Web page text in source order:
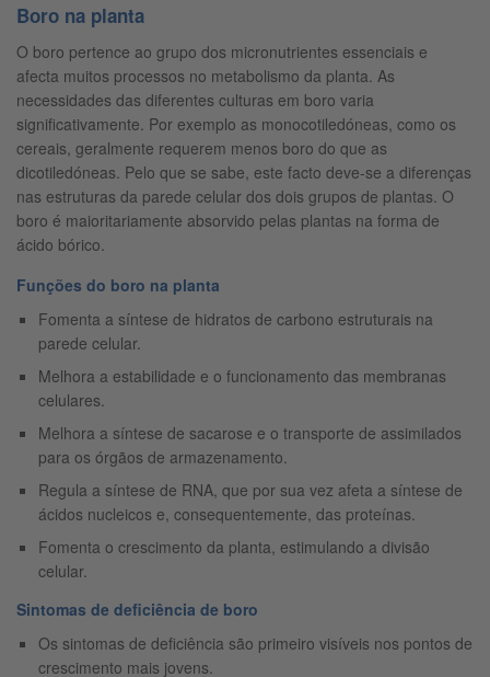
Boro na planta
O boro pertence ao grupo dos micronutrientes essenciais e
afecta muitos processos no metabolismo da planta. As
necessidades das diferentes culturas em boro varia
significativamente. Por exemplo as monocotiledóneas, como os
cereais, geralmente requerem menos boro do que as
dicotiledóneas. Pelo que se sabe, este facto deve-se a diferenças
nas estruturas da parede celular dos dois grupos de plantas. O
boro é maioritariamente absorvido pelas plantas na forma de
ácido bórico.
Funções do boro na planta
Fomenta a síntese de hidratos de carbono estruturais na
parede celular.
Melhora a estabilidade e o funcionamento das membranas
celulares.
Melhora a síntese de sacarose e o transporte de assimilados
para os órgãos de armazenamento.
Regula a síntese de RNA, que por sua vez afeta a síntese de
ácidos nucleicos e, consequentemente, das proteínas.
Fomenta o crescimento da planta, estimulando a divisão
celular.
Sintomas de deficiência de boro
Os sintomas de deficiência são primeiro visíveis nos pontos de
crescimento mais jovens.